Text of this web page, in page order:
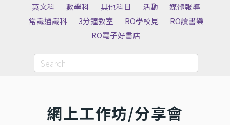
英文科
數學科 其他科目 活動
媒體報導
常識通識科
3分鐘教室 RO學校見
RO讀書樂
RO電子好書店
網上工作坊/分享會